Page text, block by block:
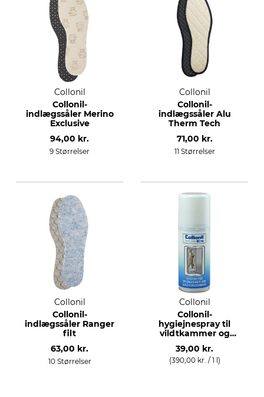
Collonil
Collonil-
indlægssåler Merino
Exclusive
94,00 kr.
9 Størrelser
Collonil
Collonil-
indlægssåler Alu
Therm Tech
71,00 kr.
11 Størrelser
Collonil
Collonil-
indlægssåler Ranger
filt
63,00 kr.
10 Størrelser
Collonil
Collonil-
hygiejnespray til
vildtkammer og
køleskab
39,00 kr.
(390,00 kr. / 1 l)